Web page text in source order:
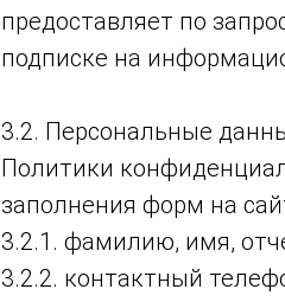
предоставляет по
подписке на
3.2. Персональные
Политики
заполнения форм на
3.2.1. фамилию, имя,
3.2.2. контактный